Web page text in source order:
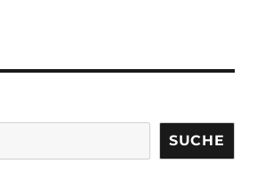
SUCHE